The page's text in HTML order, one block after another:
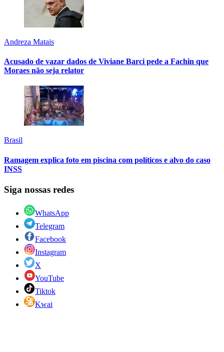
Andreza Matais
Acusado de vazar dados de Viviane Barci pede a Fachin que
Moraes não seja relator
Brasil
Ramagem explica foto em piscina com políticos e alvo do caso
INSS
Siga nossas redes
WhatsApp
Telegram
Facebook
Instagram
X
YouTube
Tiktok
Kwai